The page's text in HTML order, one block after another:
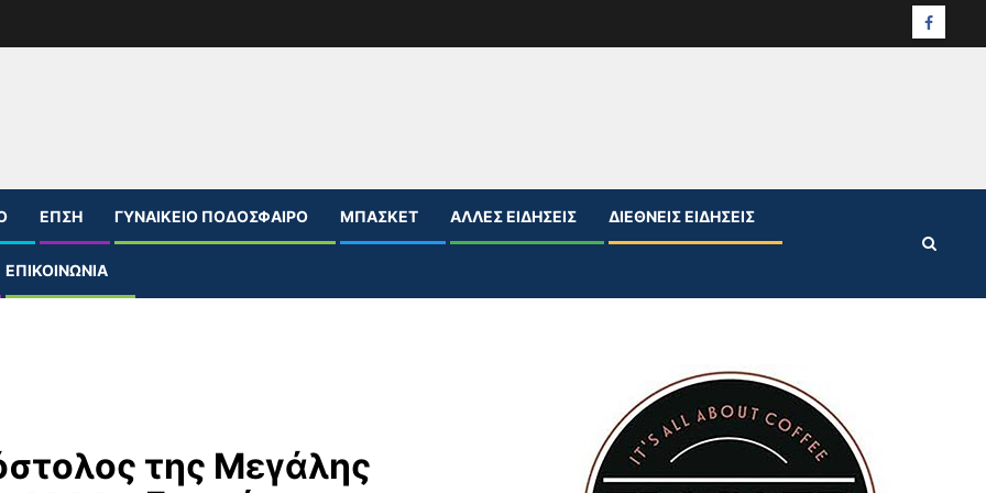
ΕΠΣΗ ΓΥΝΑΙΚΕΊΟ ΠΟΔΌΣΦΑΙΡΟ ΜΠΆΣΚΕΤ ΆΛΛΕΣ ΕΙΔΉΣΕΙΣ ΔΙΕΘΝΕΊΣ ΕΙΔΉΣΕΙΣ
ΕΠΙΚΟΙΝΩΝΊΑ
της Μεγάλης